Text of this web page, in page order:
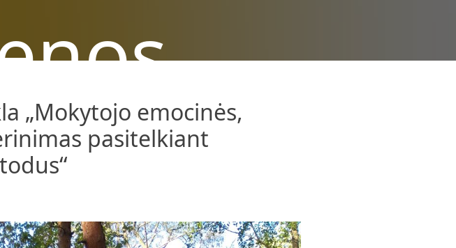
„Mokytojo emocinės,
pasitelkiant